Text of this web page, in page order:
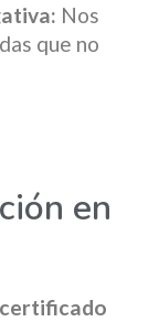
Nos
que no
en
certificado